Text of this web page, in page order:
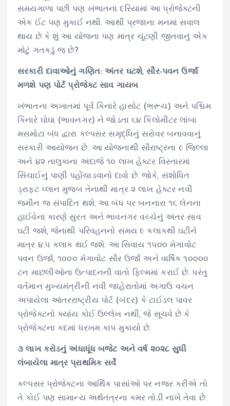
સમયગાળા પછી પણ ખંભાતના દરિયામાં આ પ્રોજેક્ટની
એક ઈંટ પણ મુકાઈ નથી. આથી પ્રજાના મનમાં સવાલ
થાય છે કે શું આ યોજના પણ માત્ર ચૂંટણી જીતવાનું એક
મોટું ગતકડું જ છે?
સરકારી દાવાઓનું ગણિત: અંતર ઘટશે, સૌર-પવન ઉર્જા
મળશે પણ પોર્ટ પ્રોજેક્ટ સાવ ગાયબ
ખંભાતના અખાતમાં પૂર્વ કિનારે હાસોટ (ભરૂચ) અને પશ્ચિમ
કિનારે ઘોઘા (ભાવનગર) ને જોડતા ૬૪ કિલોમીટર લાંબા
મસમોટા બંધ દ્વારા કલ્પસર સમૃદ્ધિનું સરોવર બનાવવાનું
સરકારી આયોજન છે. આ યોજનાથી સૌરાષ્ટ્રના ૯ જિલ્લા
અને ૪૨ તાલુકાના અંદાજે ૧૦ લાખ હેક્ટર વિસ્તારમાં
સિંચાઈનું પાણી પહોંચાડવાનો દાવો છે. જોકે, સંશોધિત
ડ્રાફ્ટ પ્લાન મુજબ તેનાથી માત્ર ૨ લાખ હેક્ટર નવી
જમીન જ સંપાદિત થશે. આ બંધ પર બનનારા ૧૬ લેનના
હાઈવેના કારણે સુરત અને ભાવનગર વચ્ચેનું અંતર સાવ
ઘટી જશે, જેનાથી પરિવહનનો સમય ૯ કલાકથી ઘટીને
માત્ર ૪.૫ કલાક થઈ જશે. આ સિવાય ૧૫૦૦ મેગાવોટ
પવન ઉર્જા, ૧૦૦૦ મેગાવોટ સૌર ઉર્જા અને વાર્ષિક ૧૦૦૦૦
ટન માછલીઓના ઉત્પાદનની વાતો ફિલ્મમાં કરાઈ છે. પરંતુ
વર્તમાન મુખ્યમંત્રીની નવી જાહેરાતોમાં અગાઉ વચન
અપાયેલા આંતરરાષ્ટ્રીય પોર્ટ (બંદર) કે ટાઈડલ પાવર
પ્રોજેક્ટનો ક્યાંય કોઈ ઉલ્લેખ નથી, જે સૂચવે છે કે
પ્રોજેક્ટના કદમાં ધરખમ કાપ મુકાયો છે.
૩ લાખ કરોડનું અંધાધૂંધ બજેટ અને વર્ષ ૨૦૨૮ સુધી
લંબાયેલા માત્ર પ્રાથમિક સર્વે
કલ્પસર પ્રોજેક્ટના આર્થિક પાસાંઓ પર નજર કરીએ તો
તે કોઈ પણ સામાન્ય અર્થતંત્રના કમર તોડી નાખે તેવા છે.